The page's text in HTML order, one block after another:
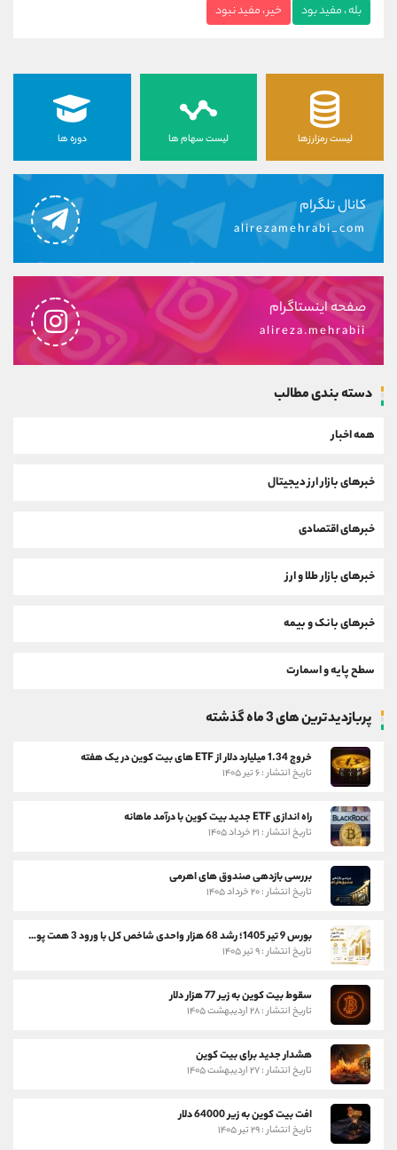
بله ، مفید بود خیر ، مفید نبود
لیست رمزارزها لیست سهام ها دوره ها
کانال تلگرام
alirezamehrabi_com
صفحه اینستاگرام
alireza.mehrabii
دسته بندی مطالب
همه اخبار
خبرهای بازار ارز دیجیتال
خبرهای اقتصادی
خبرهای بازار طلا و ارز
خبرهای بانک و بیمه
سطح پایه و اسمارت
پربازدیدترین های 3 ماه گذشته
خروج 1.34 میلیارد دلار از ETF های بیت کوین در یک هفته
تاریخ انتشار : ۶ تیر ۱۴۰۵
راه اندازی ETF جدید بیت کوین با درآمد ماهانه
تاریخ انتشار : ۲۱ خرداد ۱۴۰۵
بررسی بازدهی صندوق های اهرمی
تاریخ انتشار : ۲۰ خرداد ۱۴۰۵
بورس 9 تیر 1405؛ رشد 68 هزار واحدی شاخص کل با ورود 3 همت پول حقیقی
تاریخ انتشار : ۹ تیر ۱۴۰۵
سقوط بیت کوین به زیر 77 هزار دلار
تاریخ انتشار : ۲۸ اردیبهشت ۱۴۰۵
هشدار جدید برای بیت کوین
تاریخ انتشار : ۲۷ اردیبهشت ۱۴۰۵
افت بیت کوین به زیر 64000 دلار
تاریخ انتشار : ۲۹ تیر ۱۴۰۵